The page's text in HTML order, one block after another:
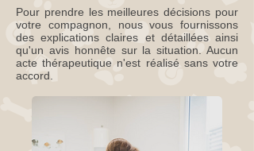
Pour prendre les meilleures décisions pour
votre compagnon, nous vous fournissons
des explications claires et détaillées ainsi
qu'un avis honnête sur la situation. Aucun
acte thérapeutique n'est réalisé sans votre
accord.